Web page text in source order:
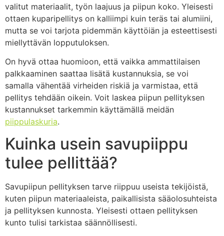
valitut materiaalit, työn laajuus ja piipun koko. Yleisesti
ottaen kuparipellitys on kalliimpi kuin teräs tai alumiini,
mutta se voi tarjota pidemmän käyttöiän ja esteettisesti
miellyttävän lopputuloksen.
On hyvä ottaa huomioon, että vaikka ammattilaisen
palkkaaminen saattaa lisätä kustannuksia, se voi
samalla vähentää virheiden riskiä ja varmistaa, että
pellitys tehdään oikein. Voit laskea piipun pellityksen
kustannukset tarkemmin käyttämällä meidän
piippulaskuria.
Kuinka usein savupiippu
tulee pellittää?
Savupiipun pellityksen tarve riippuu useista tekijöistä,
kuten piipun materiaaleista, paikallisista sääolosuhteista
ja pellityksen kunnosta. Yleisesti ottaen pellityksen
kunto tulisi tarkistaa säännöllisesti.